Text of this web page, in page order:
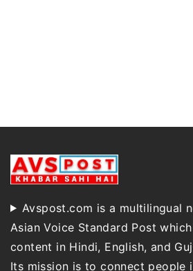
Avspost.com is a multilingual
Asian Voice Standard Post
content in Hindi, English, and
Its mission is to connect people